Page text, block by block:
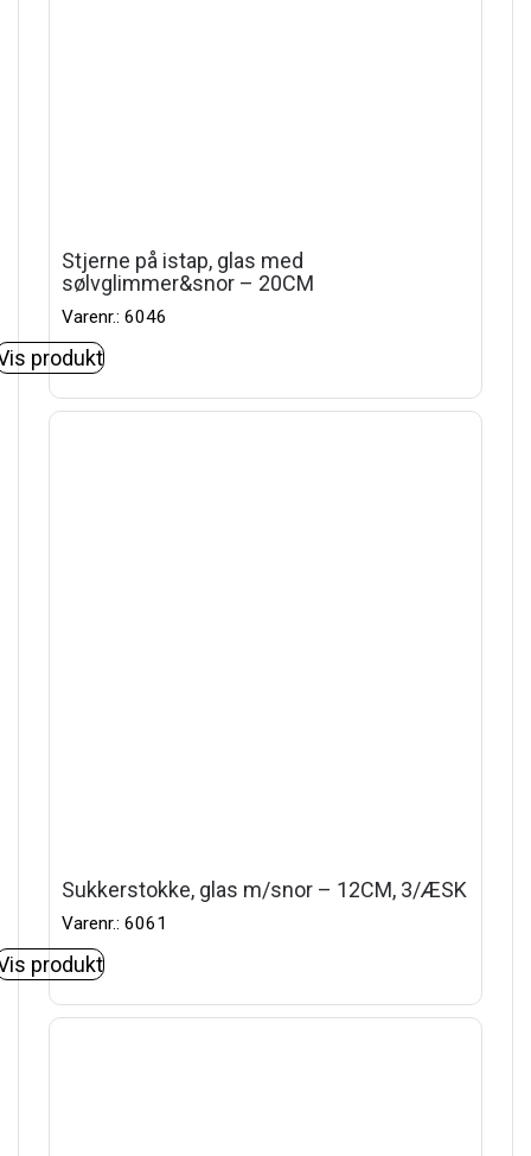
Stjerne på istap, glas med
sølvglimmer&snor – 20CM
Varenr.: 6046
produkt
Sukkerstokke, glas m/snor – 12CM, 3/ÆSK
Varenr.: 6061
produkt